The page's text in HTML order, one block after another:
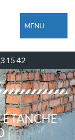
MENU
15 42
ÉTANCHE